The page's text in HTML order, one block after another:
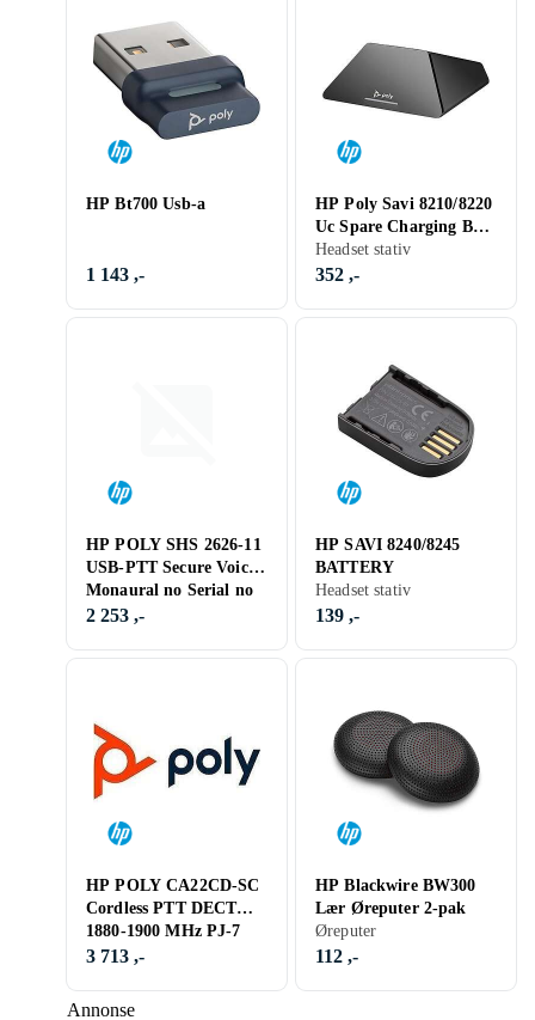
Annonse
HP Bt700 Usb-a
1 143 ,-
HP Poly Savi 8210/8220
Uc Spare Charging Base
Svart Stativ Till
Headset
Headset stativ
352 ,-
HP POLY SHS 2626-11
USB-PTT Secure Voice
Monaural no Serial no
PTT Selectable TA
2 253 ,-
HP SAVI 8240/8245
BATTERY
Headset stativ
139 ,-
HP POLY CA22CD-SC
Cordless PTT DECT
1880-1900 MHz PJ-7
3 713 ,-
HP Blackwire BW300
Lær Øreputer 2-pak
Øreputer
112 ,-